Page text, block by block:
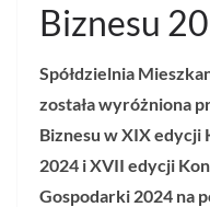
Biznesu
Spółdzielnia
została wyróżniona
Biznesu w XIX edycji
2024 i XVII edycji
Gospodarki 2024 na